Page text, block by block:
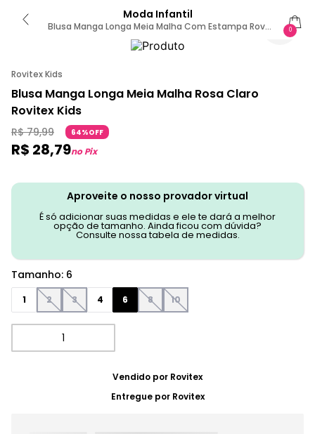
Moda Infantil
Blusa Manga Longa Meia Malha Com Estampa Rovi
Kids Rosa 6 / Rosa
0
Rovitex Kids
Blusa Manga Longa Meia Malha Rosa Claro
Rovitex Kids
R$ 79,99 64%OFF
R$ 28,79no Pix
Aproveite o nosso provador virtual
É só adicionar suas medidas e ele te dará a melhor
opção de tamanho. Ainda ficou com dúvida?
Consulte nossa tabela de medidas.
Tamanho: 6
1 2 3 4 6 8 10
Vendido por Rovitex
Entregue por Rovitex